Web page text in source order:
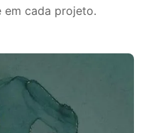
em cada projeto.